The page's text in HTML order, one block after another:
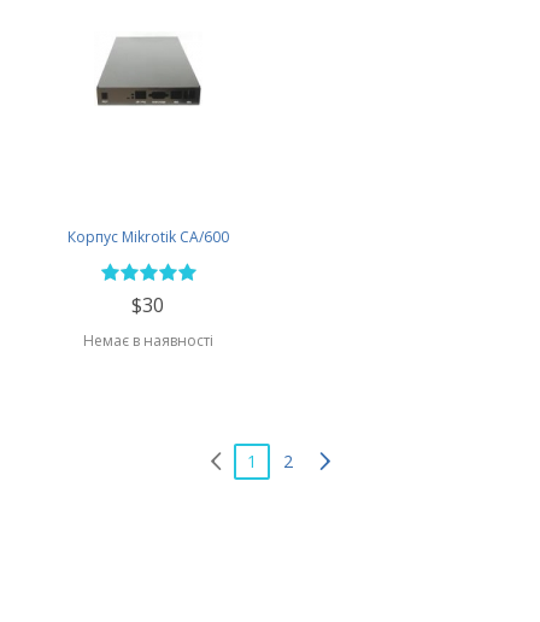
Корпус Mikrotik CA/600
$30
Немає в наявності
1 2